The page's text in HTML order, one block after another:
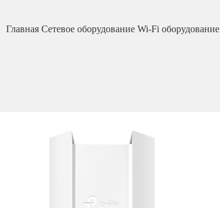
Главная Сетевое оборудование Wi-Fi оборудование